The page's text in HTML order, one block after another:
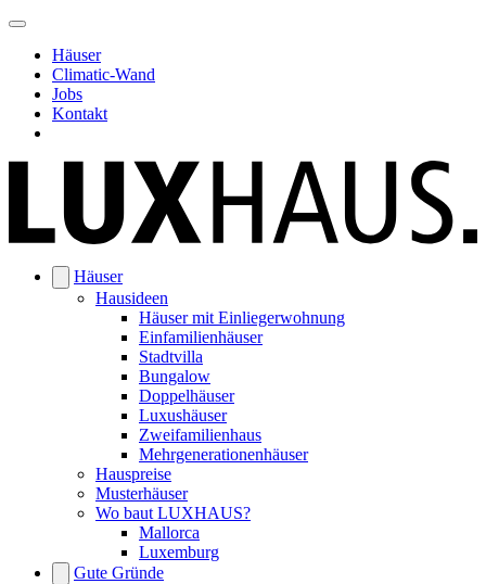
Häuser
Climatic-Wand
Jobs
Kontakt
Häuser
Hausideen
Häuser mit Einliegerwohnung
Einfamilienhäuser
Stadtvilla
Bungalow
Doppelhäuser
Luxushäuser
Zweifamilienhaus
Mehrgenerationenhäuser
Hauspreise
Musterhäuser
Wo baut LUXHAUS?
Mallorca
Luxemburg
Gute Gründe